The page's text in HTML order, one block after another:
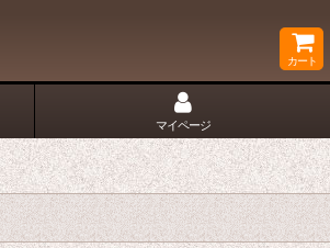
カート
マイページ